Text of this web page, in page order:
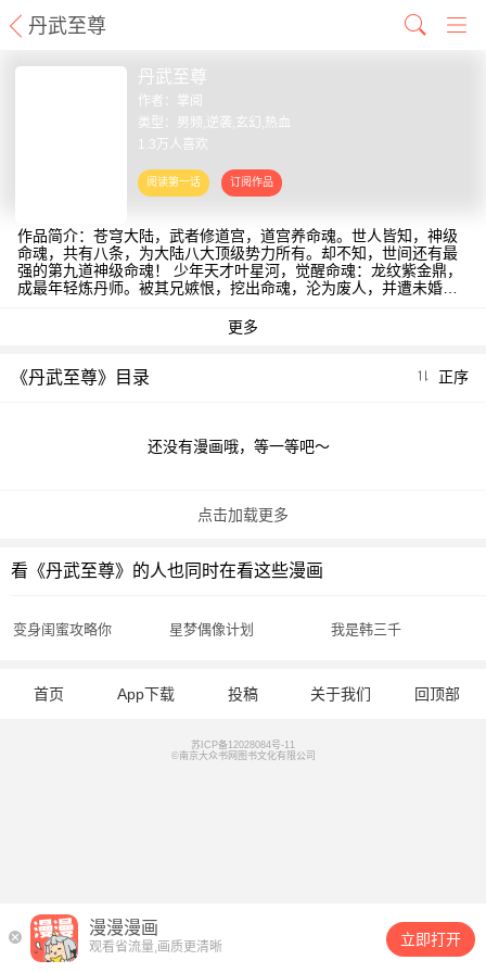
丹武至尊
丹武至尊
作者： 掌阅
类型：男频,逆袭,玄幻,热血
1.3万人喜欢
作品简介：苍穹大陆，武者修道宫，道宫养命魂。世人皆知，神级
命魂，共有八条，为大陆八大顶级势力所有。却不知，世间还有最
强的第九道神级命魂！ 少年天才叶星河，觉醒命魂：龙纹紫金鼎，
成最年轻炼丹师。被其兄嫉恨，挖出命魂，沦为废人，并遭未婚妻
《丹武至尊》目录 正序
还没有漫画哦，等一等吧～
点击加载更多
看《丹武至尊》的人也同时在看这些漫画
变身闺蜜攻略你 星梦偶像计划 我是韩三千
首页 App下载 投稿 关于我们 回顶部
苏ICP备12028084号-11
©南京大众书网图书文化有限公司
漫漫漫画
观看省流量,画质更清晰 立即打开